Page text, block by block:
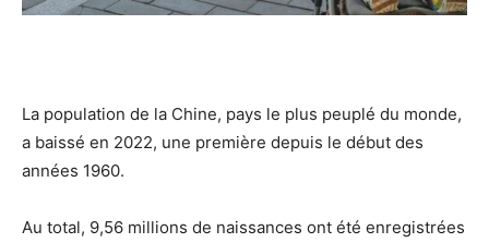
La population de la Chine, pays le plus peuplé du monde,
a baissé en 2022, une première depuis le début des
années 1960.
Au total, 9,56 millions de naissances ont été enregistrées